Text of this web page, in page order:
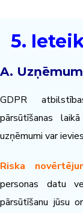
5.
A.
GDPR
pārsūtīšanas
uzņēmumi var
Riska
personas datu
pārsūtīšanu jūsu